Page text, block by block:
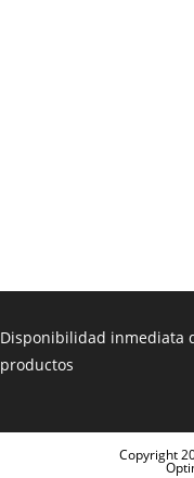
Disponibilidad inmediata
productos
Copyright